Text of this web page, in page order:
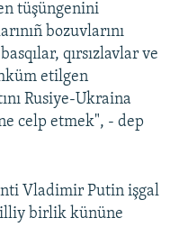
tüşüngenini
bozuvlarını
qırsızlavlar ve
etilgen
Rusiye-Ukraina
celp etmek", - dep
Vladimir Putin işgal
birlik kününe